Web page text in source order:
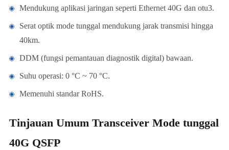
Mendukung aplikasi jaringan seperti Ethernet 40G dan otu3.
Serat optik mode tunggal mendukung jarak transmisi hingga
40km.
DDM (fungsi pemantauan diagnostik digital) bawaan.
Suhu operasi: 0 °C ~ 70 °C.
Memenuhi standar RoHS.
Tinjauan Umum Transceiver Mode tunggal
40G QSFP